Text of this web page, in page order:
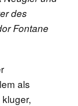
des
Fontane
als